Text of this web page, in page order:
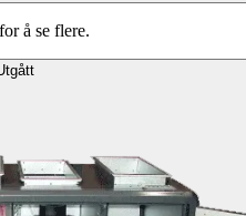
å se flere.